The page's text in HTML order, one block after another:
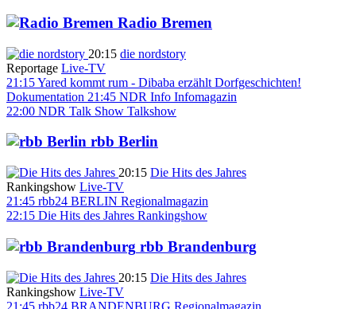
Radio Bremen
20:15 die nordstory
Reportage Live-TV
21:15Yared kommt rum - Dibaba erzählt Dorfgeschichten!
Dokumentation 21:45 NDR Info Infomagazin
22:00 NDR Talk Show Talkshow
rbb Berlin
20:15 Die Hits des Jahres
Rankingshow Live-TV
21:45 rbb24 BERLIN Regionalmagazin
22:15 Die Hits des Jahres Rankingshow
rbb Brandenburg
20:15 Die Hits des Jahres
Rankingshow Live-TV
21:45 rbb24 BRANDENBURG Regionalmagazin